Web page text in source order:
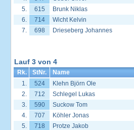
5.
615 Brunk Niklas
6.
714 Wicht Kelvin
7.
698 Drieseberg Johannes
Lauf 3 von 4
Rk. StNr. Name
1.
524 Klehn Björn Ole
2.
712 Schlegel Lukas
3.
590 Suckow Tom
4.
707 Köhler Jonas
5.
718 Protze Jakob